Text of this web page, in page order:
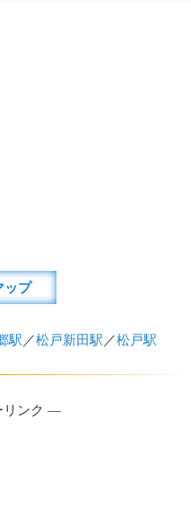
ップ
駅 ／松戸新田駅 ／松戸駅
リンク ―